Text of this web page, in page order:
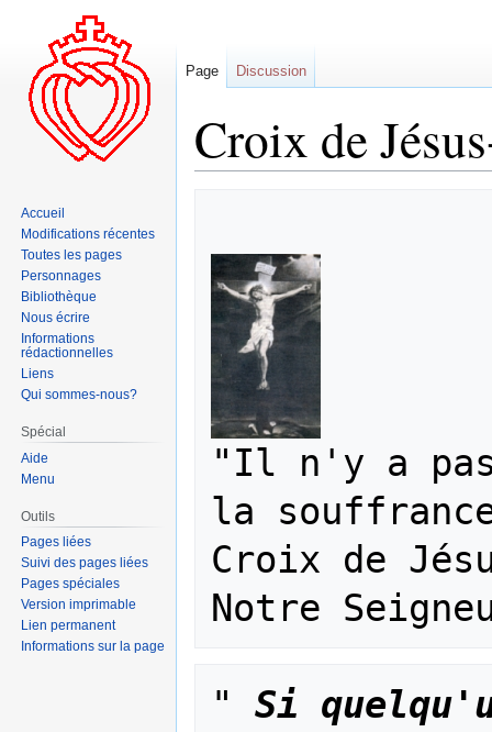
Croix de
navigation
recherche
"Il n'y a
la
Croix de
"
Si
Page Discussion
Accueil
Modifications récentes
Toutes les pages
Personnages
Bibliothèque
Nous écrire
Informations
rédactionnelles
Liens
Qui sommes-nous?
Spécial
Aide
Menu
Outils
Pages liées
Suivi des pages liées
Pages spéciales
Version imprimable
Lien permanent
Informations sur la page